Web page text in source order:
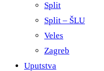
Split
Split – ŠLU
Veles
Zagreb
Uputstva